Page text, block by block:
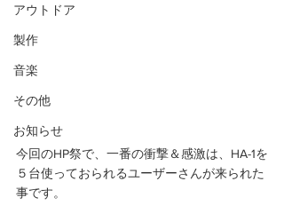
アウトドア
製作
音楽
その他
お知らせ
今回のHP祭で、一番の衝撃＆感激は、HA-1を
５台使っておられるユーザーさんが来られた
事です。